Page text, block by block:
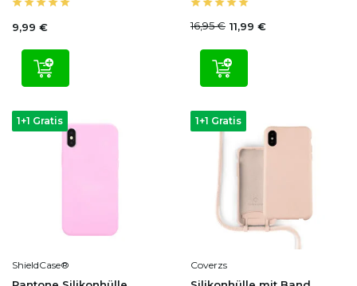
9,99 € 16,95 € 11,99 €
1+1 Gratis
ShieldCase®
1+1 Gratis
Coverzs